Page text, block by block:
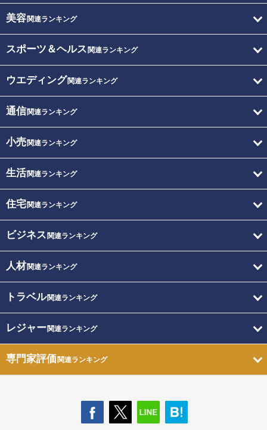
美容関連ランキング
スポーツ＆ヘルス 関連ランキング
ウエディング関連ランキング
通信関連ランキング
小売関連ランキング
生活関連ランキング
住宅関連ランキング
ビジネス 関連ランキング
人材関連ランキング
トラベル関連ランキング
レジャー関連ランキング
専門家評価関連ランキング